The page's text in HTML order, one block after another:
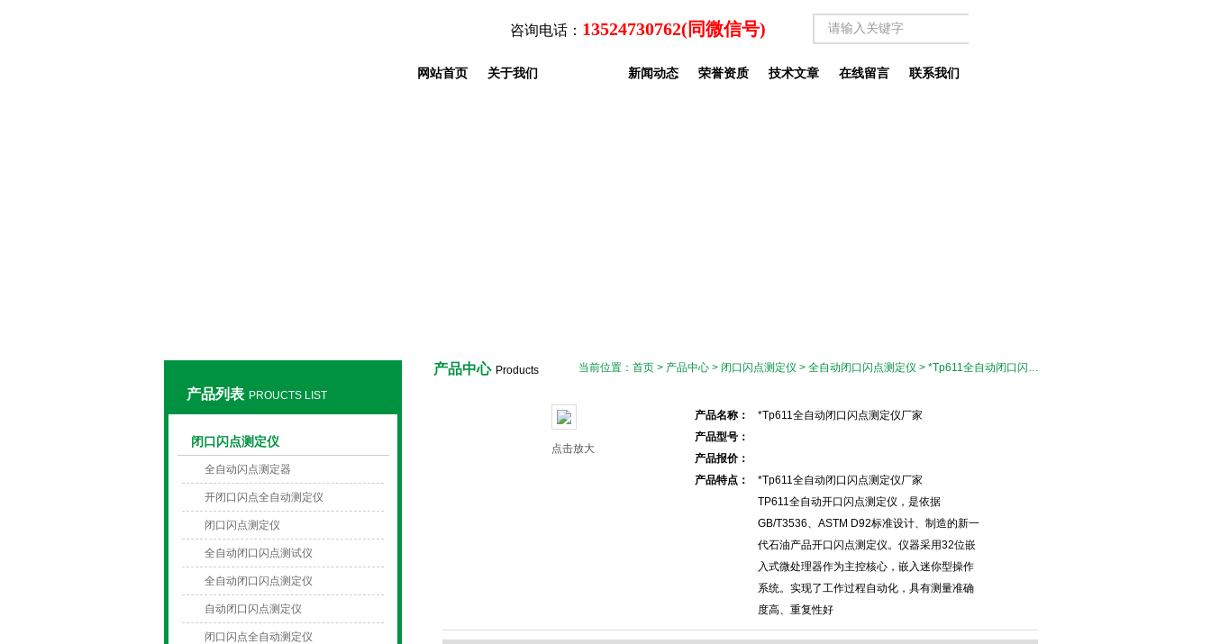
上海旺徐电气有限公司
咨询电话： 13524730762(同微信号)
网站首页 关于我们 新闻动态 荣誉资质 技术文章 在线留言 联系我们
产品列表 PROUCTS LIST
闭口闪点测定仪
全自动闪点测定器
开闭口闪点全自动测定仪
闭口闪点测定仪
全自动闭口闪点测试仪
全自动闭口闪点测定仪
自动闭口闪点测定仪
闭口闪点全自动测定仪
产品中心 Products 当前位置： 首页 > 产品中心 > 闭口闪点测定仪 > 全自动闭口闪点测定仪 > *Tp611全自动闭口闪点测定仪厂家
点击放大
产品名称：
*Tp611全自动闭口闪点测定仪厂家
产品型号：
产品报价：
产品特点：
*Tp611全自动闭口闪点测定仪厂家
TP611全自动开口闪点测定仪，是依据
GB/T3536、ASTM D92标准设计、制造的新一
代石油产品开口闪点测定仪。仪器采用32位嵌
入式微处理器作为主控核心，嵌入迷你型操作
系统。实现了工作过程自动化，具有测量准确
度高、重复性好